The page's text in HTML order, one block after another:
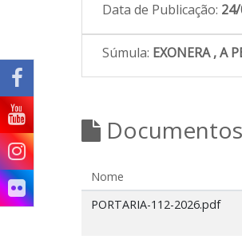
Data de Publicação:
Súmula: EXONERA , A
Documentos
Nome
PORTARIA-112-2026.pdf